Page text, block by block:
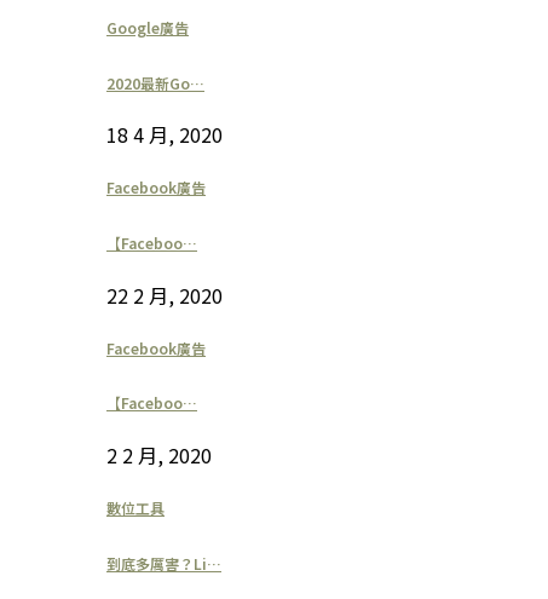
Google廣告
2020最新Go…
18 4 月, 2020
Facebook廣告
【Faceboo…
22 2 月, 2020
Facebook廣告
【Faceboo…
2 2 月, 2020
數位工具
到底多厲害？Li…